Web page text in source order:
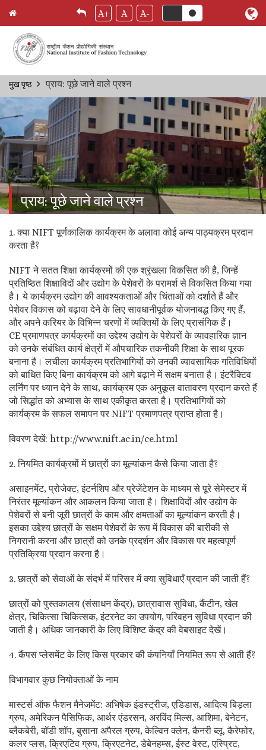
Skip
main
content
A+ A A-
Breadcrumb
मुख पृष्ठ प्राय: पूछे जाने वाले प्रश्‍न
प्राय: पूछे जाने वाले प्रश्‍न
1. क्या NIFT पूर्णकालिक कार्यक्रम के अलावा कोई अन्य पाठ्यक्रम प्रदान
करता है?
NIFT ने सतत शिक्षा कार्यक्रमों की एक श्रृंखला विकसित की है, जिन्हें
प्रतिष्ठित शिक्षाविदों और उद्योग के पेशेवरों के परामर्श से विकसित किया गया
है। ये कार्यक्रम उद्योग की आवश्यकताओं और चिंताओं को दर्शाते हैं और
पेशेवर विकास को बढ़ावा देने के लिए सावधानीपूर्वक योजनाबद्ध किए गए हैं,
और अपने करियर के विभिन्न चरणों में व्यक्तियों के लिए प्रासंगिक हैं।
CE प्रमाणपत्र कार्यक्रमों का उद्देश्य उद्योग के पेशेवरों के व्यावहारिक ज्ञान
को उनके संबंधित कार्य क्षेत्रों में औपचारिक तकनीकी शिक्षा के साथ पूरक
बनाना है। लचीला कार्यक्रम प्रतिभागियों को उनकी व्यावसायिक गतिविधियों
को बाधित किए बिना कार्यक्रम को आगे बढ़ाने में सक्षम बनाता है। इंटरैक्टिव
लर्निंग पर ध्यान देने के साथ, कार्यक्रम एक अनुकूल वातावरण प्रदान करते हैं
जो सिद्धांत को अभ्यास के साथ एकीकृत करता है। प्रतिभागियों को
कार्यक्रम के सफल समापन पर NIFT प्रमाणपत्र प्राप्त होता है।
विवरण देखें: http://www.nift.ac.in/ce.html
2. नियमित कार्यक्रमों में छात्रों का मूल्यांकन कैसे किया जाता है?
असाइनमेंट, प्रोजेक्ट, इंटर्नशिप और प्रेजेंटेशन के माध्यम से पूरे सेमेस्टर में
निरंतर मूल्यांकन और आकलन किया जाता है। शिक्षाविदों और उद्योग के
पेशेवरों से बनी जूरी छात्रों के काम और क्षमताओं का मूल्यांकन करती है।
इसका उद्देश्य छात्रों के सक्षम पेशेवरों के रूप में विकास की बारीकी से
निगरानी करना और छात्रों को उनके प्रदर्शन और विकास पर महत्वपूर्ण
प्रतिक्रिया प्रदान करना है।
3. छात्रों को सेवाओं के संदर्भ में परिसर में क्या सुविधाएँ प्रदान की जाती हैं?
छात्रों को पुस्तकालय (संसाधन केंद्र), छात्रावास सुविधा, कैंटीन, खेल
क्षेत्र, चिकित्सा चिकित्सक, इंटरनेट का उपयोग, परिवहन सुविधा प्रदान की
जाती है। अधिक जानकारी के लिए विशिष्ट केंद्र की वेबसाइट देखें।
4. कैंपस प्लेसमेंट के लिए किस प्रकार की कंपनियाँ नियमित रूप से आती हैं?
विभागवार कुछ नियोक्ताओं के नाम
मास्टर्स ऑफ फैशन मैनेजमेंट: अभिषेक इंडस्ट्रीज, एडिडास, आदित्य बिड़ला
ग्रुप, अमेरिकन पैसिफिक, आर्थर एंडरसन, अरविंद मिल्स, आशिमा, बेनेटन,
ब्लैकबेरी, बॉडी शॉप, बुसाना अपैरल ग्रुप, केल्विन क्लेन, कैनरी ब्लू, कैरेफोर,
कलर प्लस, क्रिएटिव ग्रुप, क्रिएटनेट, डेबेनहम्स, ईस्ट वेस्ट, एस्प्रिट,